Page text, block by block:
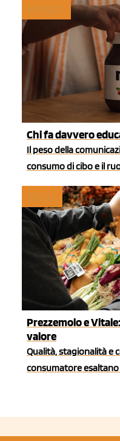
Chi fa davvero
Il peso della
consumo di cibo e il
Prezzemolo e
valore
Qualità, stagionalità e
consumatore